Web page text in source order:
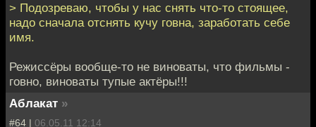
> Подозреваю, чтобы у нас снять что-то стоящее,
надо сначала отснять кучу говна, заработать себе
имя.
Режиссёры вообще-то не виноваты, что фильмы -
говно, виноваты тупые актёры!!!
Аблакат »
#64 | 06.05.11 12:14